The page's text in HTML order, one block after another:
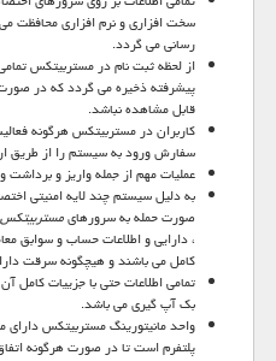
سخت افزاری و نرم افزاری محافظت
رسانی می گردد.
از لحظه ثبت نام در مستربیتکس
پیشرفته ذخیره می گردد که در صورت
قابل مشاهده نباشد.
کاربران در مستربیتکس هرگونه
سفارش ورود به سیستم را از طریق
عملیات مهم از جمله واریز و برداشت
به دلیل سیستم چند لایه امنیتی
صورت حمله به سرورهایمستربیتکس
، دارایی و اطلاعات حساب و سوابق
کامل می باشند و هیچگونه سرقت
تمامی اطلاعات حتی با جزییات
بک آپ گیری می باشد.
واحد مانیتورینگ مستربیتکس دارای
پلتفرم است تا در صورت هرگونه اتفاق